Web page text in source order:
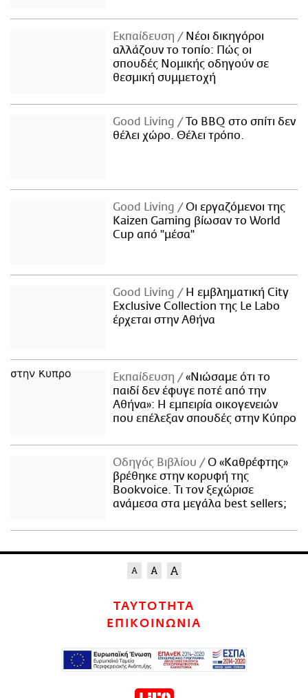
Εκπαίδευση
Νέοι δικηγόροι
αλλάζουν το τοπίο: Πώς οι
σπουδές Νομικής οδηγούν σε
θεσμική συμμετοχή
Good Living
Το BBQ στο σπίτι δεν
θέλει χώρο. Θέλει τρόπο.
Good Living
Οι εργαζόμενοι της
Kaizen Gaming βίωσαν το World
Cup από "μέσα"
Good Living
Η εμβληματική City
Exclusive Collection της Le Labo
έρχεται στην Αθήνα
Εκπαίδευση
«Νιώσαμε ότι το
παιδί δεν έφυγε ποτέ από την
Αθήνα»: Η εμπειρία οικογενειών
που επέλεξαν σπουδές στην Κύπρο
Οδηγός Βιβλίου
Ο «Καθρέφτης»
βρέθηκε στην κορυφή της
Bookvoice. Τι τον ξεχώρισε
ανάμεσα στα μεγάλα best sellers;
ΤΑΥΤΟΤΗΤΑ
ΕΠΙΚΟΙΝΩΝΙΑ